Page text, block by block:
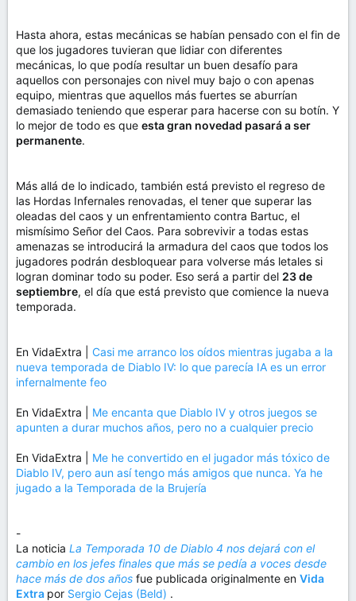
Hasta ahora, estas mecánicas se habían pensado con el fin de
que los jugadores tuvieran que lidiar con diferentes
mecánicas, lo que podía resultar un buen desafío para
aquellos con personajes con nivel muy bajo o con apenas
equipo, mientras que aquellos más fuertes se aburrían
demasiado teniendo que esperar para hacerse con su botín. Y
lo mejor de todo es que esta gran novedad pasará a ser
permanente.
Más allá de lo indicado, también está previsto el regreso de
las Hordas Infernales renovadas, el tener que superar las
oleadas del caos y un enfrentamiento contra Bartuc, el
mismísimo Señor del Caos. Para sobrevivir a todas estas
amenazas se introducirá la armadura del caos que todos los
jugadores podrán desbloquear para volverse más letales si
logran dominar todo su poder. Eso será a partir del 23 de
septiembre, el día que está previsto que comience la nueva
temporada.
En VidaExtra | Casi me arranco los oídos mientras jugaba a la
nueva temporada de Diablo IV: lo que parecía IA es un error
infernalmente feo
En VidaExtra | Me encanta que Diablo IV y otros juegos se
apunten a durar muchos años, pero no a cualquier precio
En VidaExtra | Me he convertido en el jugador más tóxico de
Diablo IV, pero aun así tengo más amigos que nunca. Ya he
jugado a la Temporada de la Brujería
-
La noticia La Temporada 10 de Diablo 4 nos dejará con el
cambio en los jefes finales que más se pedía a voces desde
hace más de dos años fue publicada originalmente en Vida
Extra por Sergio Cejas (Beld) .